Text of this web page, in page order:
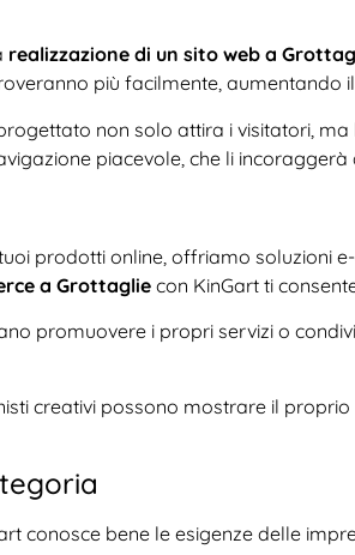
realizzazione di un sito web a
più facilmente, aumentando
non solo attira i visitatori,
piacevole, che li incoraggerà
prodotti online, offriamo soluzioni
a Grottaglie con KinGart ti
promuovere i propri servizi o
creativi possono mostrare il
conosce bene le esigenze delle